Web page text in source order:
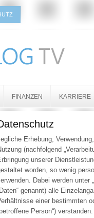
FINANZEN KARRIERE
Erhebung,
(nachfolgend
unserer
worden, so wenig
Dabei werden unter
genannt) alle
einer bestimmten
Person“) verstanden.